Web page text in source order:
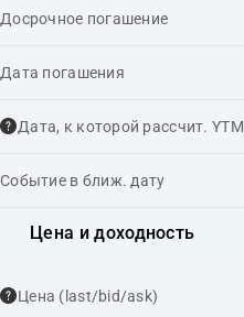
Досрочное погашение
Дата погашения
Дата, к которой рассчит. YTM
Событие в ближ. дату
Цена и доходность
Цена (last/bid/ask)